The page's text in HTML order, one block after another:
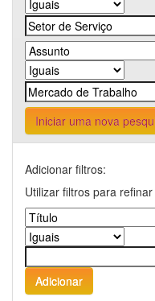
Iniciar uma nova
Adicionar filtros:
Utilizar filtros para